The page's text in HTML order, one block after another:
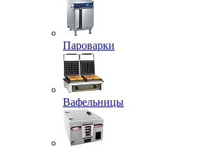
Пароварки
Вафельницы